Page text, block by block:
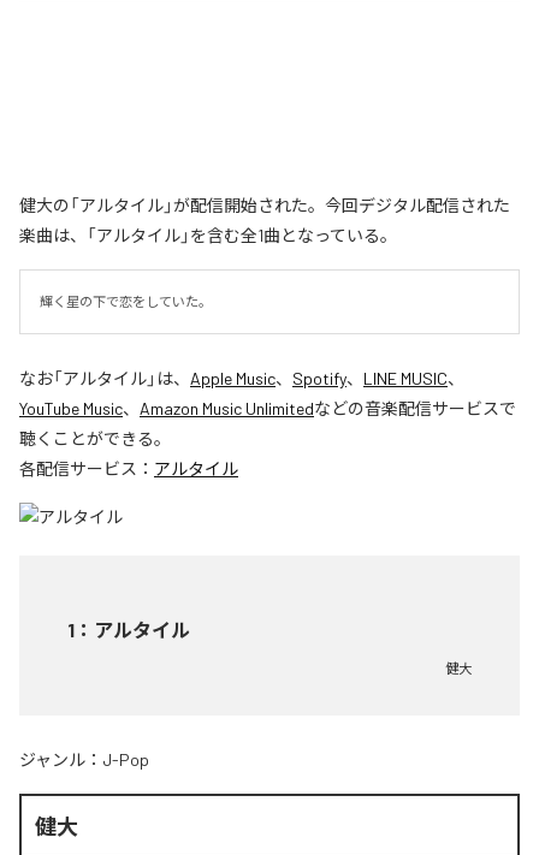
健大の「アルタイル」が配信開始された。今回デジタル配信された
楽曲は、「アルタイル」を含む全1曲となっている。
輝く星の下で恋をしていた。
なお「アルタイル」は、 Apple Music、 Spotify、 LINE MUSIC、
YouTube Music、 Amazon Music Unlimitedなどの音楽配信サービスで
聴くことができる。
各配信サービス： アルタイル
1 ： アルタイル
健大
ジャンル： J-Pop
健大